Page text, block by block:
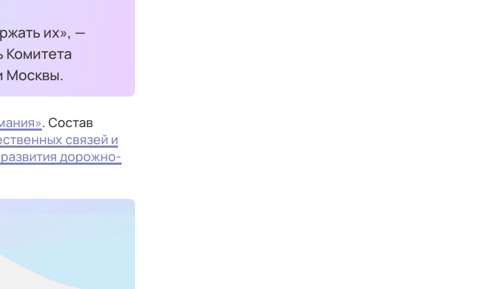
их», —
Комитета
Москвы.
. Состав
связей и
дорожно-